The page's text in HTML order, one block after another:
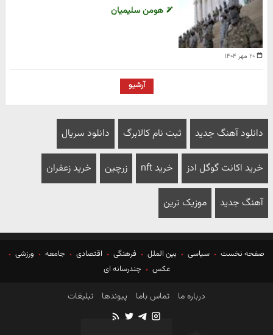
۲۰ مهر ۱۴۰۴
هومن سلیمیان
آرشیو
دانلود آهنگ جدید ثبت نام کالابرگ دانلود سریال
خرید اکانت گوگل ادز خرید nft زرچین خرید زعفران
آهنگ جدید موزیک ترین
صفحه نخست سیاسی بین الملل فرهنگی اقتصادی جامعه
ورزشی
عکس
چندرسانه ای
درباره ما تماس باما پیوندها تبلیغات